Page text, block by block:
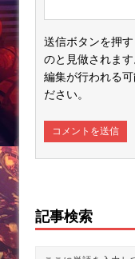
送信ボタンを押す
のと見做されま
編集が行われる
ださい。
記事検索